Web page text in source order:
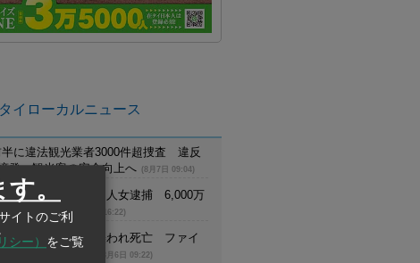
タイローカルニュース
に違法観光業者3000件超捜査 違反
発、観光客の安全向上へ
(8月7日 09:04)
ットでスウェーデン人女逮捕 6,000万
詐欺に関与
(8月6日 16:22)
職員が野生トラに襲われ死亡 ファイ
(8月6日 09:22)
。
イトのご利
シー） をご覧